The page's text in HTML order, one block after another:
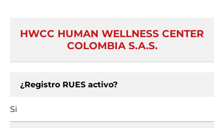
HWCC HUMAN WELLNESS CENTER
COLOMBIA S.A.S.
¿Registro RUES activo?
Si